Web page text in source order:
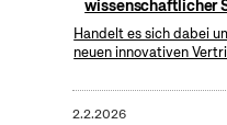
wissenschaftlicher
Handelt es sich dabei
neuen innovativen
2.2.2026